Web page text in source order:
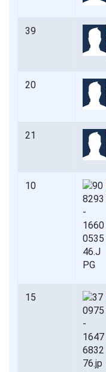
39
20
21
10
15